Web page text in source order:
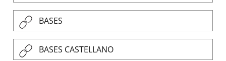
BASES
BASES CASTELLANO